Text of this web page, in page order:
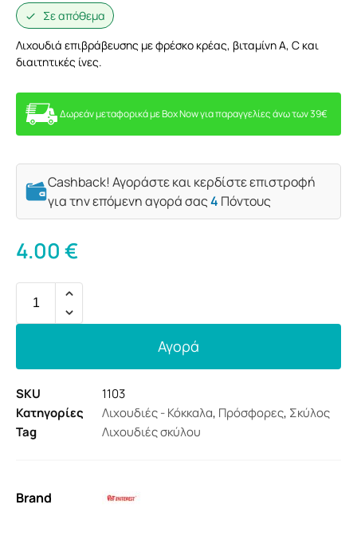
Σε απόθεμα
Λιχουδιά επιβράβευσης με φρέσκο κρέας, βιταμίνη Α, C και
διαιτητικές ίνες.
Δωρεάν μεταφορικά με Box Now για παραγγελίες άνω των 39€
Cashback! Αγοράστε και κερδίστε επιστροφή
για την επόμενη αγορά σας4 Πόντους
4.00€
Αγορά
SKU
1103
Κατηγορίες
Λιχουδιές - Κόκκαλα, Πρόσφορες, Σκύλος
Tag
Λιχουδιές σκύλου
Brand